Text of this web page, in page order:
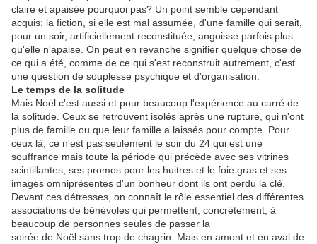
claire et apaisée pourquoi pas? Un point semble cependant
acquis: la fiction, si elle est mal assumée, d'une famille qui serait,
pour un soir, artificiellement reconstituée, angoisse parfois plus
qu'elle n'apaise. On peut en revanche signifier quelque chose de
ce qui a été, comme de ce qui s'est reconstruit autrement, c'est
une question de souplesse psychique et d'organisation.
Le temps de la solitude
Mais Noël c'est aussi et pour beaucoup l'expérience au carré de
la solitude. Ceux se retrouvent isolés après une rupture, qui n'ont
plus de famille ou que leur famille a laissés pour compte. Pour
ceux là, ce n'est pas seulement le soir du 24 qui est une
souffrance mais toute la période qui précède avec ses vitrines
scintillantes, ses promos pour les huitres et le foie gras et ses
images omniprésentes d'un bonheur dont ils ont perdu la clé.
Devant ces détresses, on connaît le rôle essentiel des différentes
associations de bénévoles qui permettent, concrètement, à
beaucoup de personnes seules de passer la
soirée de Noël sans trop de chagrin. Mais en amont et en aval de